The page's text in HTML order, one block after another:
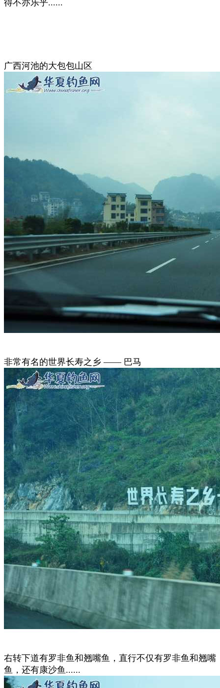
得不亦乐乎......
广西河池的大包包山区
非常有名的世界长寿之乡 —— 巴马
右转下道有罗非鱼和翘嘴鱼，直行不仅有罗非鱼和翘嘴
鱼，还有康沙鱼......